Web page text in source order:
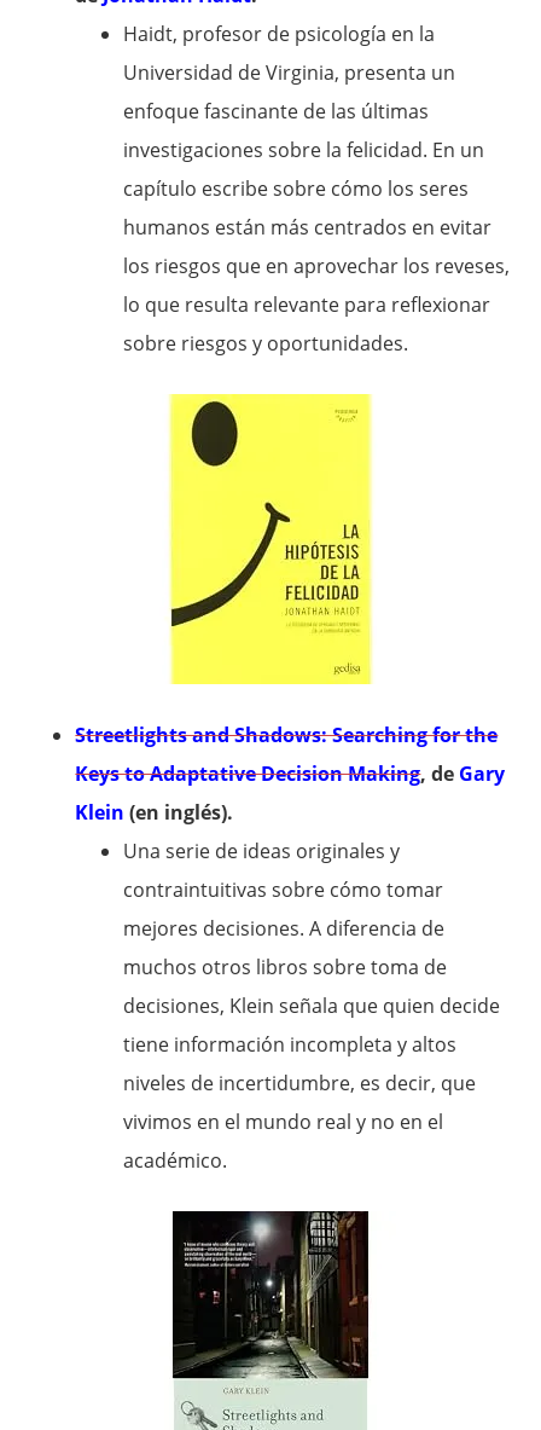
Haidt, profesor de psicología en la
Universidad de Virginia, presenta un
enfoque fascinante de las últimas
investigaciones sobre la felicidad. En un
capítulo escribe sobre cómo los seres
humanos están más centrados en evitar
los riesgos que en aprovechar los reveses,
lo que resulta relevante para reflexionar
sobre riesgos y oportunidades.
Streetlights and Shadows: Searching for the
Keys to Adaptative Decision Making, de Gary
Klein (en inglés).
Una serie de ideas originales y
contraintuitivas sobre cómo tomar
mejores decisiones. A diferencia de
muchos otros libros sobre toma de
decisiones, Klein señala que quien decide
tiene información incompleta y altos
niveles de incertidumbre, es decir, que
vivimos en el mundo real y no en el
académico.